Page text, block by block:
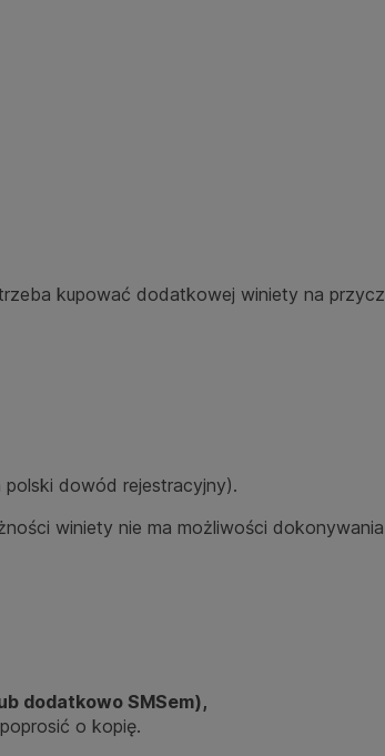
kupować dodatkowej winiety na
polski dowód rejestracyjny).
winiety nie ma możliwości
dodatkowo SMSem),
o kopię.